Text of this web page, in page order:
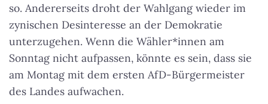
so. Andererseits droht der Wahlgang wieder im
zynischen Desinteresse an der Demokratie
unterzugehen. Wenn die Wähler*innen am
Sonntag nicht aufpassen, könnte es sein, dass sie
am Montag mit dem ersten AfD-Bürgermeister
des Landes aufwachen.